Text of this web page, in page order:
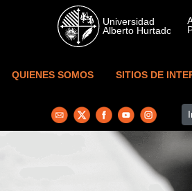
Skip to main content
QUIENES SOMOS SITIOS DE